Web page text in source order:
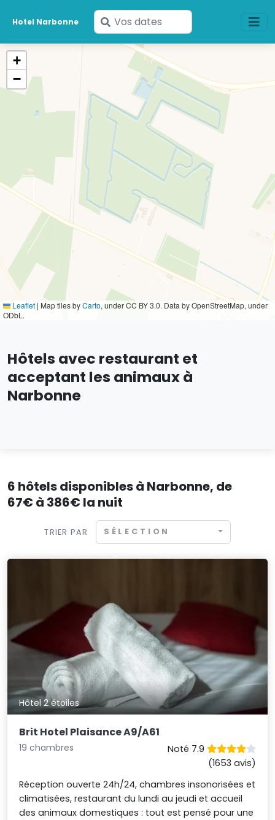
Hotel Narbonne
Saisissez
vos
dates
+
−
Leaflet | Map tiles byCarto, under CC BY 3.0. Data by OpenStreetMap, under
ODbL.
Hôtels avec restaurant et
acceptant les animaux à
Narbonne
6 hôtels disponibles à Narbonne, de
67€ à 386€ la nuit
TRIER PAR SÉLECTION
Hôtel 2 étoiles
Brit Hotel Plaisance A9/A61
19 chambres
Noté 7.9
(1653 avis)
Réception ouverte 24h/24, chambres insonorisées et
climatisées, restaurant du lundi au jeudi et accueil
des animaux domestiques : tout est pensé pour une